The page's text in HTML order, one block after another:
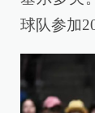
球队参加